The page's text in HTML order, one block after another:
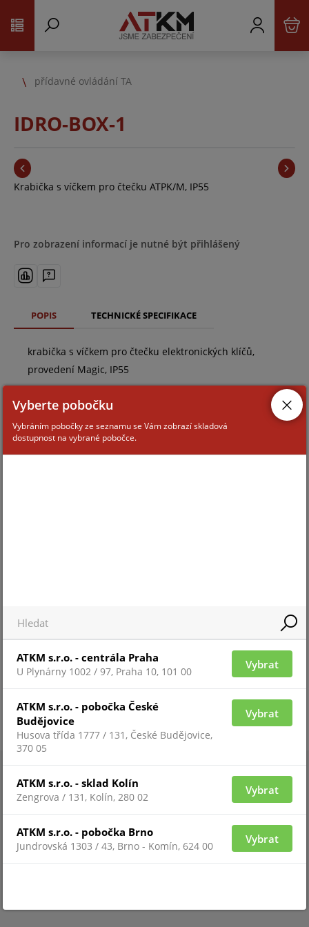
přídavné ovládání TA
IDRO-BOX-1
Krabička s víčkem pro čtečku ATPK/M, IP55
Pro zobrazení informací je nutné být přihlášený
POPIS TECHNICKÉ SPECIFIKACE
krabička s víčkem pro čtečku elektronických klíčů,
provedení Magic, IP55
Vyberte pobočku
Vybráním pobočky ze seznamu se Vám zobrazí skladová
dostupnost na vybrané pobočce.
ATKM s.r.o. - centrála Praha
U Plynárny 1002 / 97, Praha 10, 101 00
Vybrat
ATKM s.r.o. - pobočka České
Budějovice
Husova třída 1777 / 131, České Budějovice,
370 05
Vybrat
ATKM s.r.o. - sklad Kolín
Zengrova / 131, Kolín, 280 02
Vybrat
ATKM s.r.o. - pobočka Brno
Jundrovská 1303 / 43, Brno - Komín, 624 00
Vybrat